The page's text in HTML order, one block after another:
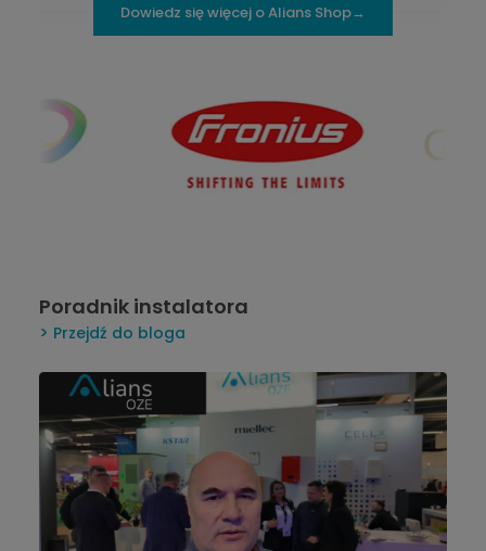
Dowiedz się więcej o Alians Shop→
Poradnik instalatora
Przejdź do bloga